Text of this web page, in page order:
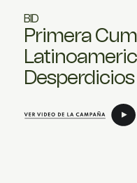
BID
Primera